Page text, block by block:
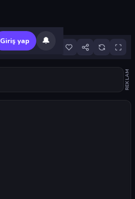
Giriş yap 🔔
REKLAM